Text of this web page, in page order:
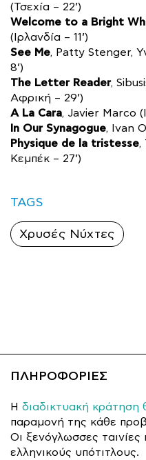
(Τσεχία – 22’)
Welcome to a Bright
(Ιρλανδία – 11’)
See Me, Patty Stenger,
8’)
The Letter Reader,
Αφρική – 29’)
A La Cara, Javier Marco
In Our Synagogue, Ivan
Physique de la tristesse,
Κεμπέκ – 27’)
TAGS
Χρυσές Νύχτες
ΠΛΗΡΟΦΟΡΙΕΣ
Η διαδικτυακή κράτηση
παραμονή της κάθε
Οι ξενόγλωσσες ταινίες
ελληνικούς υπότιτλους.